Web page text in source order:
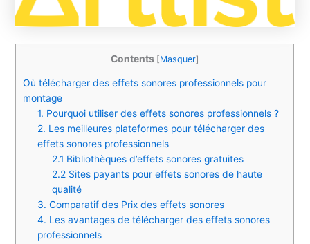
Contents [Masquer]
Où télécharger des effets sonores professionnels pour
montage
1. Pourquoi utiliser des effets sonores professionnels ?
2. Les meilleures plateformes pour télécharger des
effets sonores professionnels
2.1 Bibliothèques d’effets sonores gratuites
2.2 Sites payants pour effets sonores de haute
qualité
3. Comparatif des Prix des effets sonores
4. Les avantages de télécharger des effets sonores
professionnels